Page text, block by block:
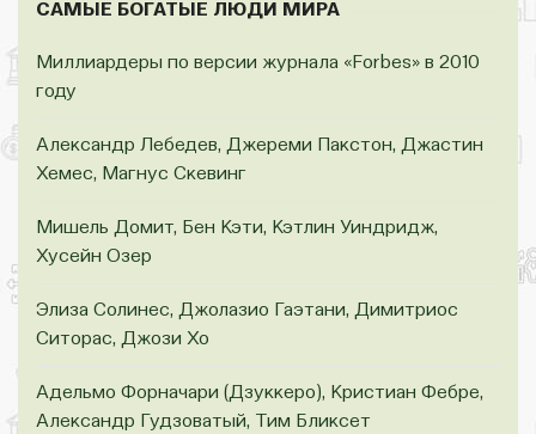
САМЫЕ БОГАТЫЕ ЛЮДИ МИРА
Миллиардеры по версии журнала «Forbes» в 2010
году
Александр Лебедев, Джереми Пакстон, Джастин
Хемес, Магнус Скевинг
Мишель Домит, Бен Кэти, Кэтлин Уиндридж,
Хусейн Озер
Элиза Солинес, Джолазио Гаэтани, Димитриос
Ситорас, Джози Хо
Адельмо Форначари (Дзуккеро), Кристиан Фебре,
Александр Гудзоватый, Тим Бликсет